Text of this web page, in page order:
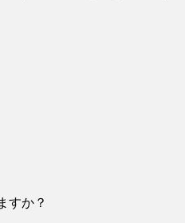
すか？